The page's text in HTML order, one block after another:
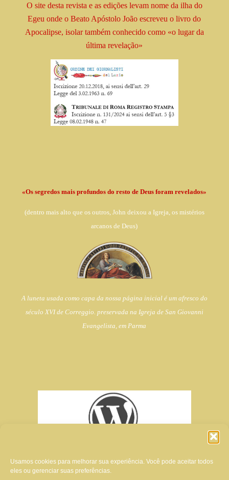
Usamos cookies para melhorar sua experiência. Você pode aceitar todos
eles ou gerenciar suas preferências.
O site desta revista e as edições levam nome da ilha do
Egeu onde o Beato ApóstoloJoão escreveu o livrodo
Apocalipse, isolartambém conhecido como «o lugar da
última revelação»
«Os segredos mais profundos do resto de Deus foram revelados»
(dentro mais alto que os outros, John deixou a Igreja, os mistérios
arcanos de Deus)
A luneta usada como capa da nossa página inicial é um afresco do
século XVI de Correggio. preservada na Igreja de San Giovanni
Evangelista, em Parma